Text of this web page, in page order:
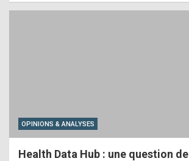
OPINIONS & ANALYSES
Health Data Hub : une question de